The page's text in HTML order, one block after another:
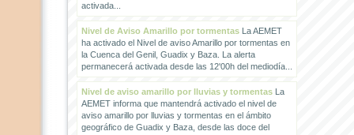
activada...
Nivel de Aviso Amarillo por tormentasLa AEMET
ha activado el Nivel de aviso Amarillo por tormentas en
la Cuenca del Genil, Guadix y Baza. La alerta
permanecerá activada desde las 12'00h del mediodía...
Nivel de aviso amarillo por lluvias y tormentasLa
AEMET informa que mantendrá activado el nivel de
aviso amarillo por lluvias y tormentas en el ámbito
geográfico de Guadix y Baza, desde las doce del